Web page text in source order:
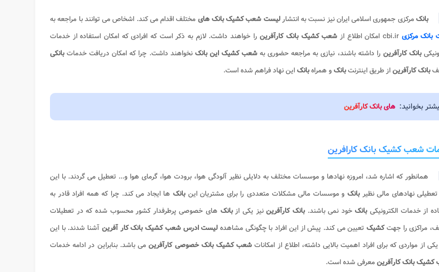
بانکمرکزی جمهوری اسلامی ایران نیز نسبت به انتشارلیست شعب کشیک بانک های مختلف اقدام می کند. اشخاص می توانند با مراجعه به
بانک مرکزی
شعب کشیک بانک کارآفرینرا خواهند داشت. لازم به ذکر است که افرادی که امکان استفاده از خدمات
بانک کارآفرین را داشته باشند، نیازی به مراجعه حضوری به شعب کشیک این بانک نخواهند داشت. چرا که امکان دریافت خدماتبانکی
بانک کارآفریناز طریق اینترنتبانکو همراهبانکاین نهاد فراهم شده است.
بخوانید: های بانک کارآفرین
شعب کشیک بانک کارافرین
همانطور که اشاره شد، امروزه نهادها و موسسات مختلف به دلایلی نظیر آلودگی هوا، برودت هوا، گرمای هوا و... تعطیل می گردند. با این
نهادهای مالی نظیربانک و موسسات مالی مشکلات متعددی را برای مشتریان اینبانک ها ایجاد می کند. چرا که همه افراد قادر به
از خدمات الکترونیکیبانکخود نمی باشند‌.بانک کارآفریننیز یکی ازبانک های خصوصی پرطرفدار کشور محسوب شده که در تعطیلات
مراکزی را جهتکشیکتعیین می کند. پیش از این افراد با چگونگی مشاهده لیست ادرس شعب کشیک بانک کار آفرین آشنا شدند. با این
از مواردی که برای افراد اهمیت بالایی داشته، اطلاع از امکانات شعب کشیک بانک خصوصی کارآفرینمی باشد. بنابراین در ادامه خدمات
بانک کارآفرینمعرفی شده است.